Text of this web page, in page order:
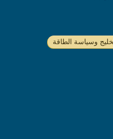
وسياسة الطاقة